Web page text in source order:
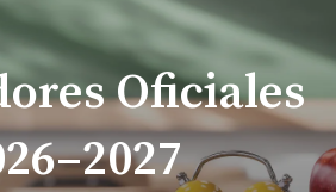
Oficiales